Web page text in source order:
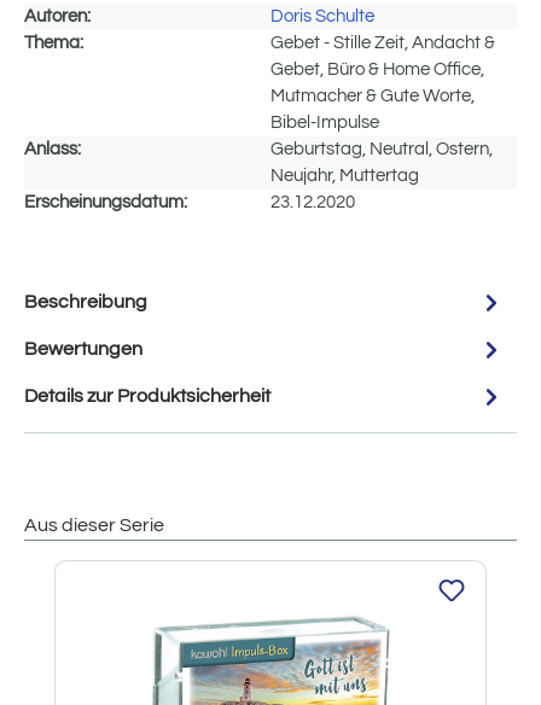
Autoren:
Doris Schulte
Thema:
Gebet - Stille Zeit, Andacht &
Gebet, Büro & Home Office,
Mutmacher & Gute Worte,
Bibel-Impulse
Anlass:
Geburtstag, Neutral, Ostern,
Neujahr, Muttertag
Erscheinungsdatum:
23.12.2020
Beschreibung
Bewertungen
Details zur Produktsicherheit
Aus dieser Serie
Produktgalerie überspringen